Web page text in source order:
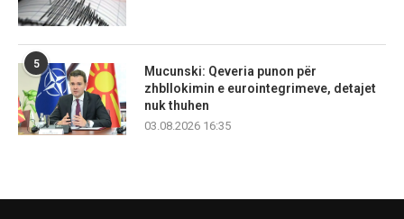
5
Mucunski: Qeveria punon për
zhbllokimin e eurointegrimeve, detajet
nuk thuhen
03.08.2026 16:35